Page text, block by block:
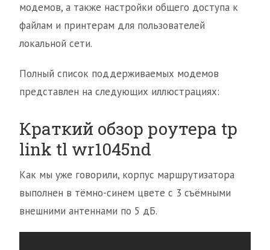
модемов, а также настройки общего доступа к
файлам и принтерам для пользователей
локальной сети.
Полный список поддерживаемых модемов
представлен на следующих иллюстрациях:
Краткий обзор роутера tp
link tl wr1045nd
Как мы уже говорили, корпус маршрутизатора
выполнен в тёмно-синем цвете с 3 съёмными
внешними антеннами по 5 дБ.